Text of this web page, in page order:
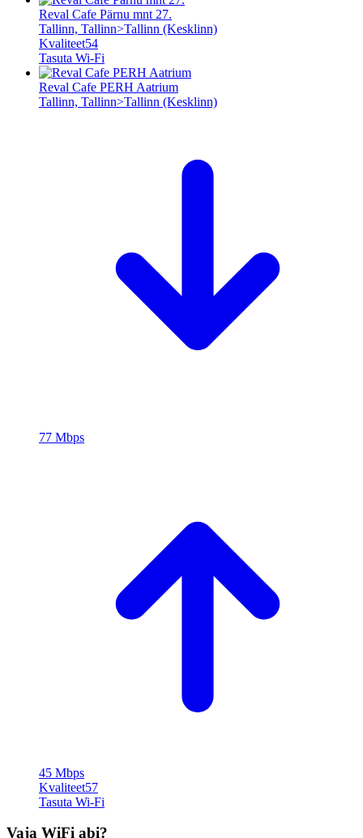
Reval Cafe Pärnu mnt 27.
Tallinn, Tallinn>Tallinn (Kesklinn)
Kvaliteet54
Tasuta Wi‑Fi
Reval Cafe PERH Aatrium
Tallinn, Tallinn>Tallinn (Kesklinn)
77 Mbps
45 Mbps
Kvaliteet57
Tasuta Wi‑Fi
Vaja WiFi abi?